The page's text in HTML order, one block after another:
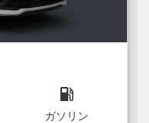
local_gas_station
ガソリン